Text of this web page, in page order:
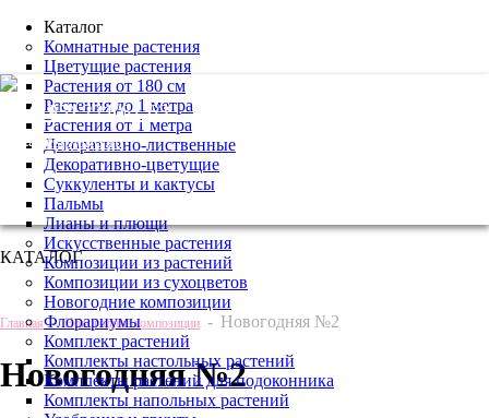
Каталог
Комнатные растения
Цветущие растения
Растения от 180 см
Растения до 1 метра
Растения от 1 метра
Декоративно-лиственные
Декоративно-цветущие
Суккуленты и кактусы
Пальмы
Лианы и плющи
Искусственные растения
Композиции из растений
Композиции из сухоцветов
Новогодние композиции
Флорариумы
Комплект растений
Комплекты настольных растений
Комплекты растений для подоконника
Комплекты напольных растений
+7 (495) 221 61 63
we@bestplants.ru
КАТАЛОГ
Главная - Новогодние композиции - Новогодняя №2
Новогодняя №2